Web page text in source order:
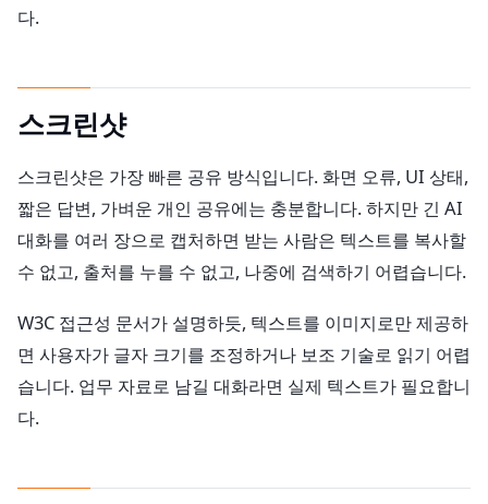
다.
스크린샷
스크린샷은 가장 빠른 공유 방식입니다. 화면 오류, UI 상태,
짧은 답변, 가벼운 개인 공유에는 충분합니다. 하지만 긴 AI
대화를 여러 장으로 캡처하면 받는 사람은 텍스트를 복사할
수 없고, 출처를 누를 수 없고, 나중에 검색하기 어렵습니다.
W3C 접근성 문서가 설명하듯, 텍스트를 이미지로만 제공하
면 사용자가 글자 크기를 조정하거나 보조 기술로 읽기 어렵
습니다. 업무 자료로 남길 대화라면 실제 텍스트가 필요합니
다.